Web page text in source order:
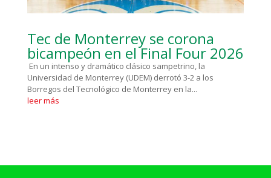
Tec de Monterrey se corona
bicampeón en el Final Four 2026
En un intenso y dramático clásico sampetrino, la
Universidad de Monterrey (UDEM) derrotó 3-2 a los
Borregos del Tecnológico de Monterrey en la...
leer más